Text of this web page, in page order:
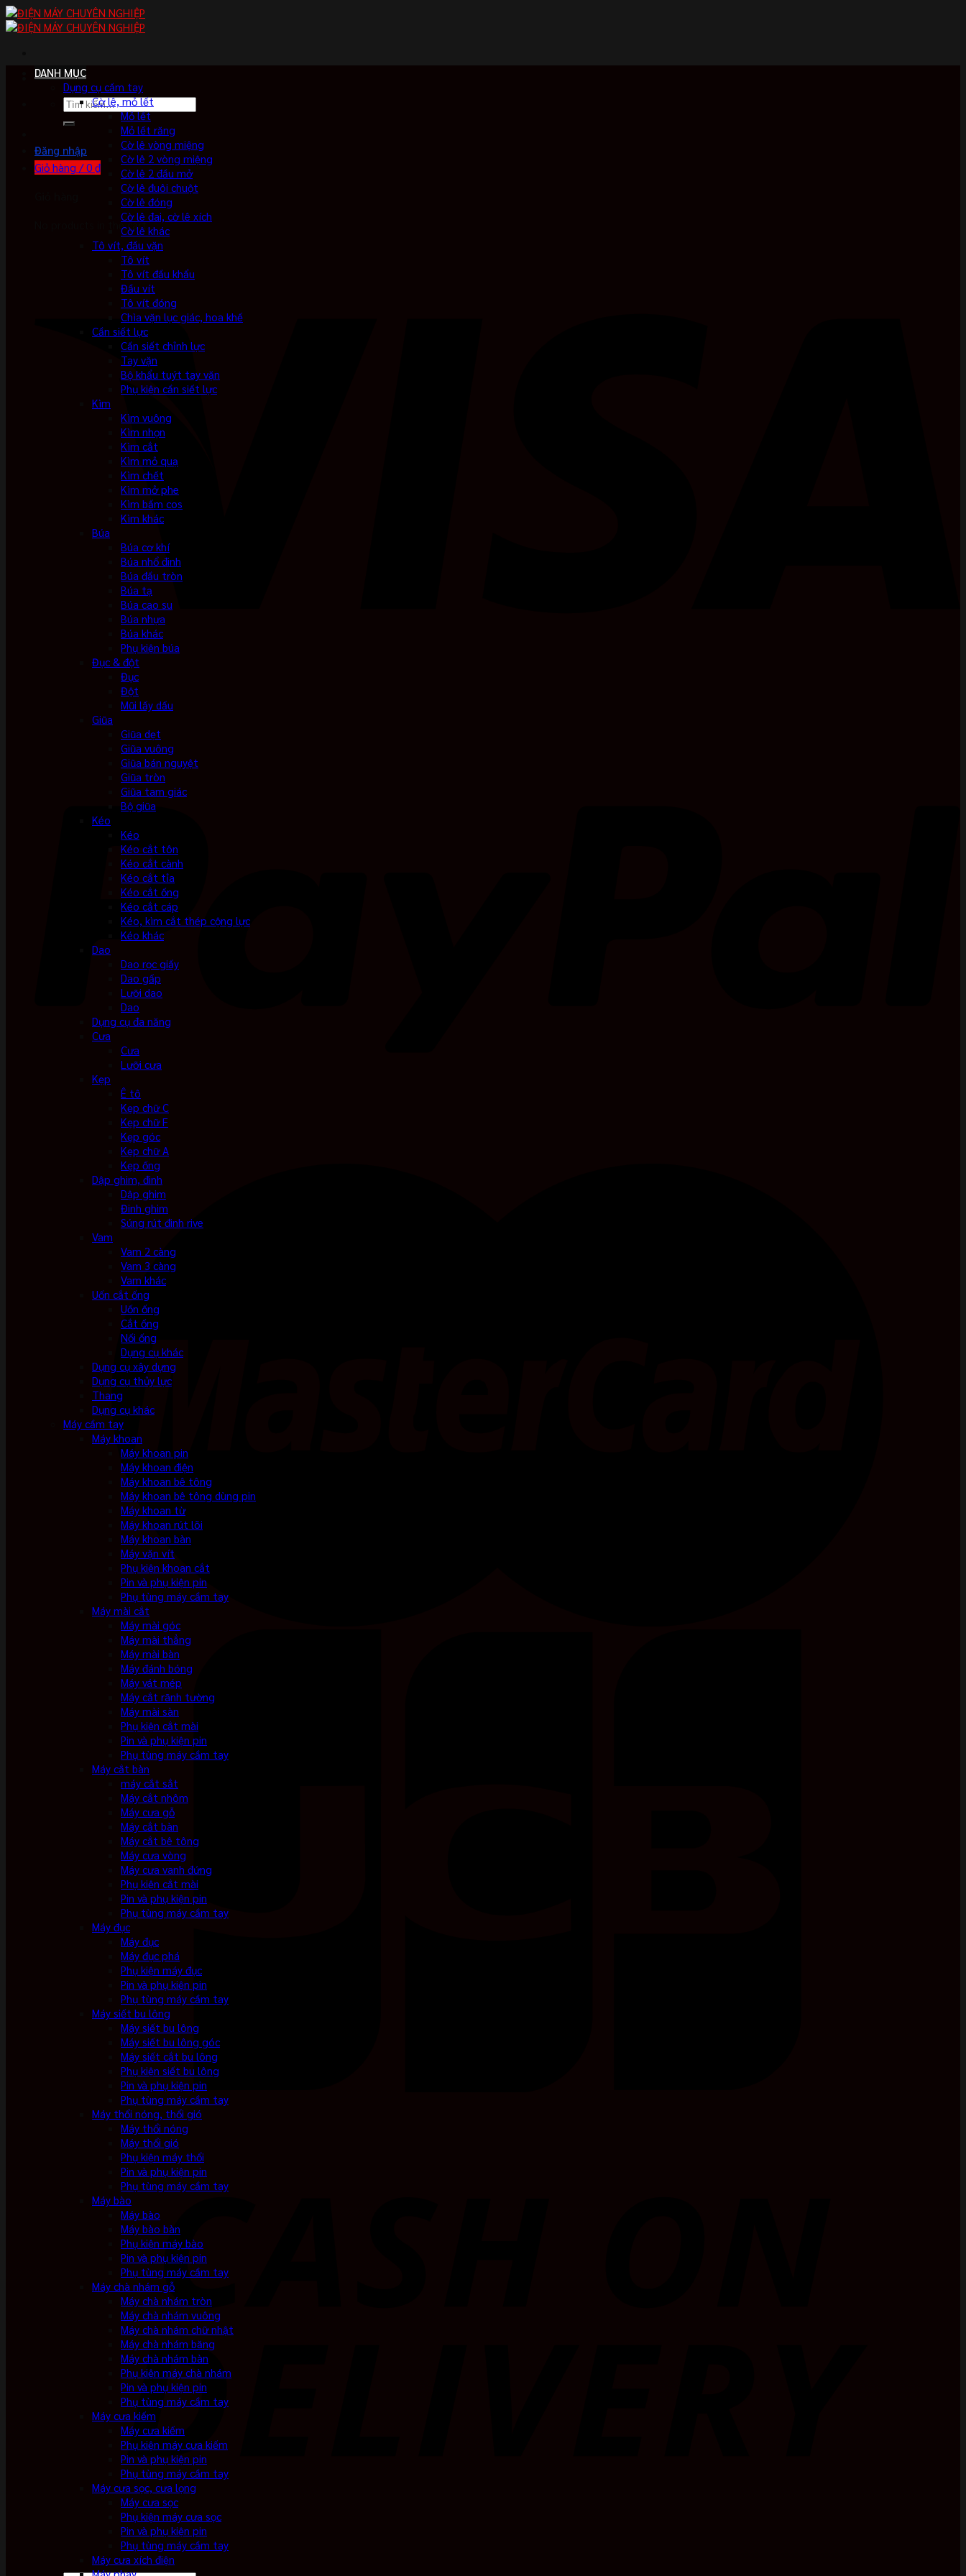
Skip
to
Tìm
kiếm:
Đăng nhập
Giỏ hàng /0 ₫
No products in the cart.
DANH MỤC
Dụng cụ cầm tay
Cờ lê, mỏ lết
Mỏ lết
Mỏ lết răng
Cờ lê vòng miệng
Cờ lê 2 vòng miệng
Cờ lê 2 đầu mở
Cờ lê đuôi chuột
Cờ lê đóng
Cờ lê đai, cờ lê xích
Cờ lê khác
Tô vít, đầu vặn
Tô vít
Tô vít đầu khẩu
Đầu vít
Tô vít đóng
Chìa vặn lục giác, hoa khế
Cần siết lực
Cần siết chỉnh lực
Tay vặn
Bộ khẩu tuýt tay vặn
Phụ kiện cần siết lực
Kìm
Kìm vuông
Kìm nhọn
Kìm cắt
Kìm mỏ quạ
Kìm chết
Kìm mở phe
Kìm bấm cos
Kìm khác
Búa
Búa cơ khí
Búa nhổ đinh
Búa đầu tròn
Búa tạ
Búa cao su
Búa nhựa
Búa khác
Phụ kiện búa
Đục & đột
Đục
Đột
Mũi lấy dấu
Giũa
Giũa dẹt
Giũa vuông
Giũa bán nguyệt
Giũa tròn
Giũa tam giác
Bộ giũa
Kéo
Kéo
Kéo cắt tôn
Kéo cắt cành
Kéo cắt tỉa
Kéo cắt ống
Kéo cắt cáp
Kéo, kìm cắt thép cộng lực
Kéo khác
Dao
Dao rọc giấy
Dao gấp
Lưỡi dao
Dao
Dụng cụ đa năng
Cưa
Cưa
Lưỡi cưa
Kẹp
Ê tô
Kẹp chữ C
Kẹp chữ F
Kẹp góc
Kẹp chữ A
Kẹp ống
Dập ghim, đinh
Dập ghim
Đinh ghim
Súng rút đinh rive
Vam
Vam 2 càng
Vam 3 càng
Vam khác
Uốn cắt ống
Uốn ống
Cắt ống
Nối ống
Dụng cụ khác
Dụng cụ xây dựng
Dụng cụ thủy lực
Thang
Dụng cụ khác
Máy cầm tay
Máy khoan
Máy khoan pin
Máy khoan điện
Máy khoan bê tông
Máy khoan bê tông dùng pin
Máy khoan từ
Máy khoan rút lõi
Máy khoan bàn
Máy vặn vít
Phụ kiện khoan cắt
Pin và phụ kiện pin
Phụ tùng máy cầm tay
Máy mài cắt
Máy mài góc
Máy mài thẳng
Máy mài bàn
Máy đánh bóng
Máy vát mép
Máy cắt rãnh tường
Máy mài sàn
Phụ kiện cắt mài
Pin và phụ kiện pin
Phụ tùng máy cầm tay
Máy cắt bàn
máy cắt sắt
Máy cắt nhôm
Máy cưa gỗ
Máy cắt bàn
Máy cắt bê tông
Máy cưa vòng
Máy cưa vanh đứng
Phụ kiện cắt mài
Pin và phụ kiện pin
Phụ tùng máy cầm tay
Máy đục
Máy đục
Máy đục phá
Phụ kiện máy đục
Pin và phụ kiện pin
Phụ tùng máy cầm tay
Máy siết bu lông
Máy siết bu lông
Máy siết bu lông góc
Máy siết cắt bu lông
Phụ kiện siết bu lông
Pin và phụ kiện pin
Phụ tùng máy cầm tay
Máy thổi nóng, thổi gió
Máy thổi nóng
Máy thổi gió
Phụ kiện máy thổi
Pin và phụ kiện pin
Phụ tùng máy cầm tay
Máy bào
Máy bào
Máy bào bàn
Phụ kiện máy bào
Pin và phụ kiện pin
Phụ tùng máy cầm tay
Máy chà nhám gỗ
Máy chà nhám tròn
Máy chà nhám vuông
Máy chà nhám chữ nhật
Máy chà nhám băng
Máy chà nhám bàn
Phụ kiện máy chà nhám
Pin và phụ kiện pin
Phụ tùng máy cầm tay
Máy cưa kiếm
Máy cưa kiếm
Phụ kiện máy cưa kiếm
Pin và phụ kiện pin
Phụ tùng máy cầm tay
Máy cưa sọc, cưa lọng
Máy cưa sọc
Phụ kiện máy cưa sọc
Pin và phụ kiện pin
Phụ tùng máy cầm tay
Máy cưa xích điện